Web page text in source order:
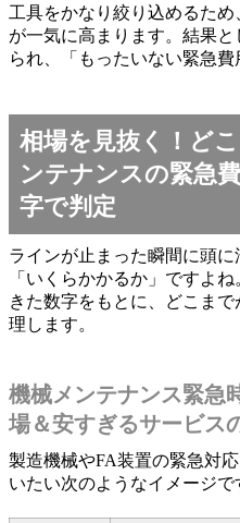
工具をかなり絞り込めるた
が一気に高まります。結果
られ、「もったいない緊急費
相場を見抜く！ど
ンテナンスの緊急
字で判定
ラインが止まった瞬間に頭
「いくらかかるか」ですよ
きた数字をもとに、どこま
理します。
機械メンテナンス緊急
場＆安すぎるサービス
製造機械やFA装置の緊急対
いたい次のようなイメージで